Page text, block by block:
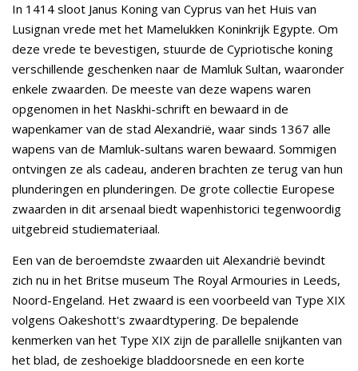
In 1414 sloot Janus Koning van Cyprus van het Huis van
Lusignan vrede met het Mamelukken Koninkrijk Egypte. Om
deze vrede te bevestigen, stuurde de Cypriotische koning
verschillende geschenken naar de Mamluk Sultan, waaronder
enkele zwaarden. De meeste van deze wapens waren
opgenomen in het Naskhi-schrift en bewaard in de
wapenkamer van de stad Alexandrië, waar sinds 1367 alle
wapens van de Mamluk-sultans waren bewaard. Sommigen
ontvingen ze als cadeau, anderen brachten ze terug van hun
plunderingen en plunderingen. De grote collectie Europese
zwaarden in dit arsenaal biedt wapenhistorici tegenwoordig
uitgebreid studiemateriaal.
Een van de beroemdste zwaarden uit Alexandrië bevindt
zich nu in het Britse museum The Royal Armouries in Leeds,
Noord-Engeland. Het zwaard is een voorbeeld van Type XIX
volgens Oakeshott's zwaardtypering. De bepalende
kenmerken van het Type XIX zijn de parallelle snijkanten van
het blad, de zeshoekige bladdoorsnede en een korte